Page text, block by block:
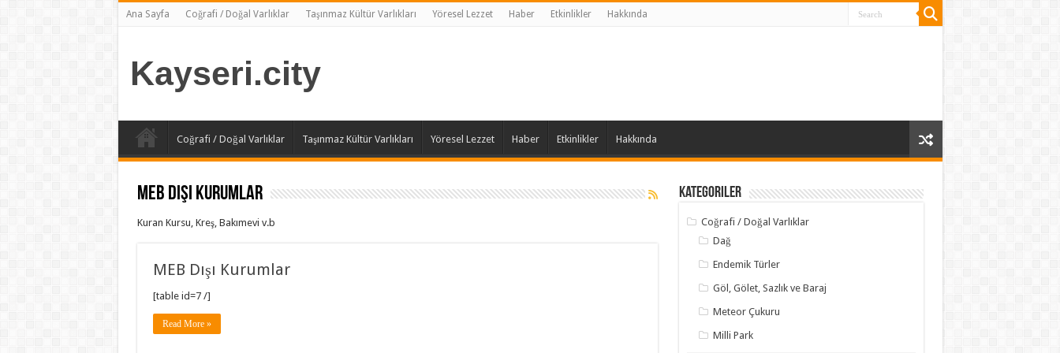
Ana Sayfa Coğrafi / Doğal Varlıklar Taşınmaz Kültür Varlıkları Yöresel Lezzet Haber Etkinlikler Hakkında
Kayseri.city
Coğrafi / Doğal Varlıklar Taşınmaz Kültür Varlıkları Yöresel Lezzet Haber Etkinlikler Hakkında
MEB Dışı Kurumlar
Kuran Kursu, Kreş, Bakımevi v.b
MEB Dışı Kurumlar
[table id=7 /]
Read More »
Kategoriler
Coğrafi / Doğal Varlıklar
Dağ
Endemik Türler
Göl, Gölet, Sazlık ve Baraj
Meteor Çukuru
Milli Park